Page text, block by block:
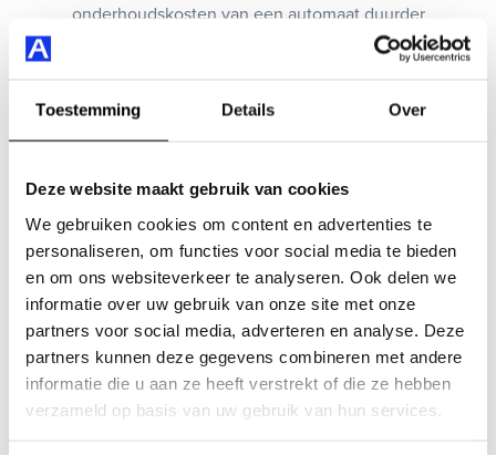
Toestemming Details Over
Deze website maakt gebruik van cookies
We gebruiken cookies om content en advertenties te
personaliseren, om functies voor social media te bieden
en om ons websiteverkeer te analyseren. Ook delen we
informatie over uw gebruik van onze site met onze
partners voor social media, adverteren en analyse. Deze
partners kunnen deze gegevens combineren met andere
informatie die u aan ze heeft verstrekt of die ze hebben
verzameld op basis van uw gebruik van hun services.
onderhoudskosten van een automaat duurder
Uiteindelijk gaat het erom wat jij zelf het belangrijkst